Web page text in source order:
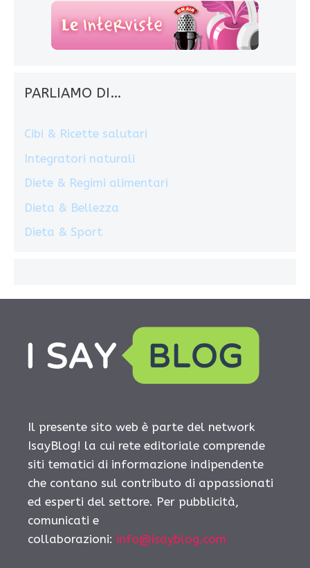
PARLIAMO DI…
Cibi & Ricette salutari
Integratori naturali
Diete & Regimi alimentari
Dieta & Bellezza
Dieta & Sport
Il presente sito web è parte del network
IsayBlog! la cui rete editoriale comprende
siti tematici di informazione indipendente
che contano sul contributo di appassionati
ed esperti del settore. Per pubblicità,
comunicati e
collaborazioni: info@isayblog.com